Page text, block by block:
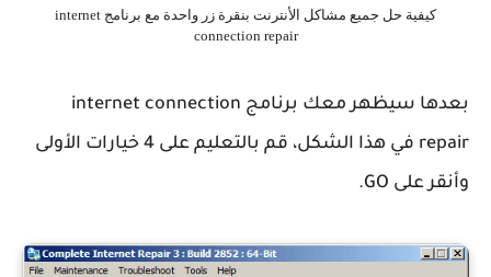
كيفية حل جميع مشاكل الأنترنت بنقرة زر واحدة مع برنامج internet
connection repair
بعدها سيظهر معك برنامج internet connection
repair في هذا الشكل، قم بالتعليم على 4 خيارات الأولى
وأنقر على GO.